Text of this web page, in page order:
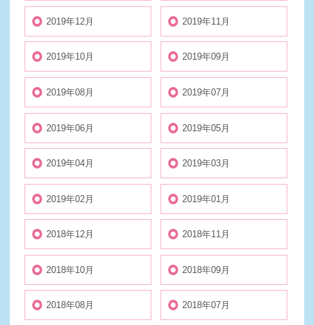
2019年12月 2019年11月
2019年10月 2019年09月
2019年08月 2019年07月
2019年06月 2019年05月
2019年04月 2019年03月
2019年02月 2019年01月
2018年12月 2018年11月
2018年10月 2018年09月
2018年08月 2018年07月